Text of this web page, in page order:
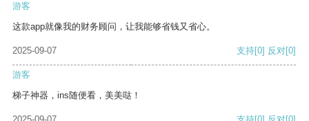
游客
这款app就像我的财务顾问，让我能够省钱又省心。
2025-09-07 支持[0] 反对[0]
游客
梯子神器，ins随便看，美美哒！